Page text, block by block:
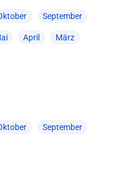
September
April März
September